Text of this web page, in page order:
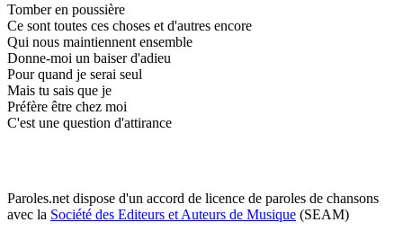
Tomber en poussière
Ce sont toutes ces choses et d'autres encore
Qui nous maintiennent ensemble
Donne-moi un baiser d'adieu
Pour quand je serai seul
Mais tu sais que je
Préfère être chez moi
C'est une question d'attirance
Paroles.net dispose d'un accord de licence de paroles de chansons
avec la Société des Editeurs et Auteurs de Musique (SEAM)